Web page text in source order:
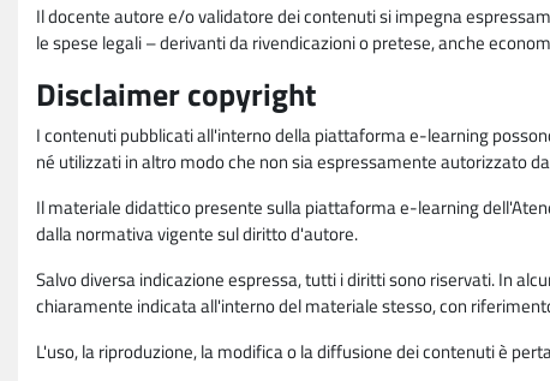
Il docente autore e/o validatore dei contenuti si impegna
le spese legali – derivanti da rivendicazioni o pretese, anche
Disclaimer copyright
I contenuti pubblicati all'interno della piattaforma e-learning
né utilizzati in altro modo che non sia espressamente autorizzato
Il materiale didattico presente sulla piattaforma e-learning
dalla normativa vigente sul diritto d'autore.
Salvo diversa indicazione espressa, tutti i diritti sono riservati. In
chiaramente indicata all'interno del materiale stesso, con
L'uso, la riproduzione, la modifica o la diffusione dei contenuti è